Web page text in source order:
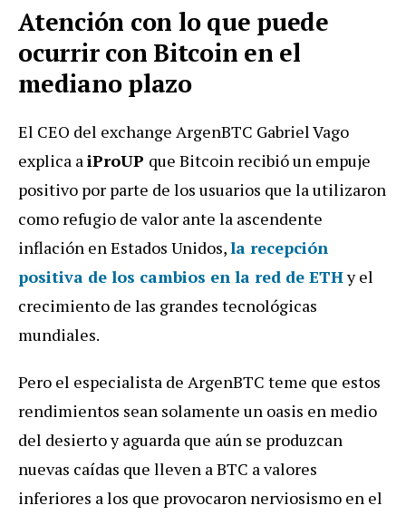
Atención con lo que puede
ocurrir con Bitcoin en el
mediano plazo
El CEO del exchange ArgenBTC Gabriel Vago
explica aiProUP que Bitcoin recibió un empuje
positivo por parte de los usuarios que la utilizaron
como refugio de valor ante la ascendente
inflación en Estados Unidos,la recepción
positiva de los cambios en la red de ETHy el
crecimiento de las grandes tecnológicas
mundiales.
Pero el especialista de ArgenBTC teme que estos
rendimientos sean solamente un oasis en medio
del desierto y aguarda que aún se produzcan
nuevas caídas que lleven a BTC a valores
inferiores a los que provocaron nerviosismo en el